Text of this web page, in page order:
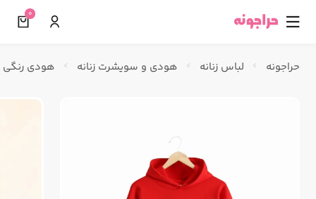
☰
0
حراجونه لباس زنانه هودی و سویشرت زنانه هودی رنگی